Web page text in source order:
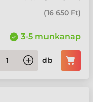
(16 650 Ft)
3-5 munkanap
db